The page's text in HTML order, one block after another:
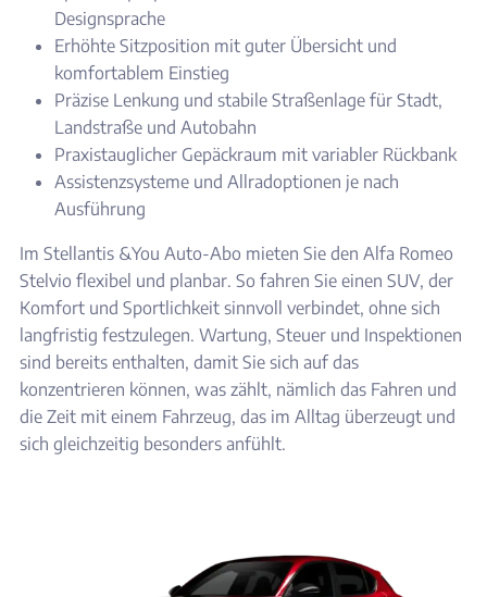
Designsprache
Erhöhte Sitzposition mit guter Übersicht und
komfortablem Einstieg
Präzise Lenkung und stabile Straßenlage für Stadt,
Landstraße und Autobahn
Praxistauglicher Gepäckraum mit variabler Rückbank
Assistenzsysteme und Allradoptionen je nach
Ausführung
Im Stellantis &You Auto-Abo mieten Sie den Alfa Romeo
Stelvio flexibel und planbar. So fahren Sie einen SUV, der
Komfort und Sportlichkeit sinnvoll verbindet, ohne sich
langfristig festzulegen. Wartung, Steuer und Inspektionen
sind bereits enthalten, damit Sie sich auf das
konzentrieren können, was zählt, nämlich das Fahren und
die Zeit mit einem Fahrzeug, das im Alltag überzeugt und
sich gleichzeitig besonders anfühlt.